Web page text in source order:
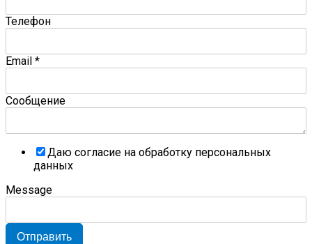
Телефон
Email *
Сообщение
Даю согласие на обработку персональных
данных
Message
Отправить